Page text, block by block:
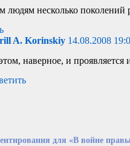
людям несколько поколений
A. Korinskiy 14.08.2008
наверное, и проявляется
для «В войне